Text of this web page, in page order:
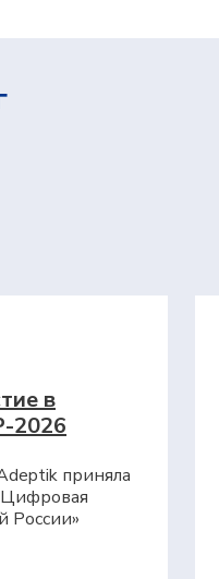
в
2026
приняла
России»